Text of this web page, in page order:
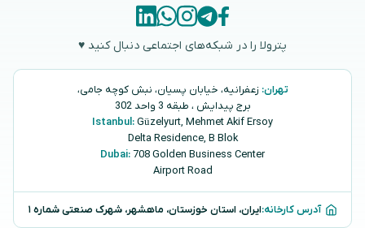
پترولا را در شبکه‌های اجتماعی دنبال کنید ♥
تهران: زعفرانیه، خیابان پسیان، نبش کوچه جامی،
برج پیدایش ، طبقه 3 واحد 302
Istanbul:Güzelyurt, Mehmet Akif Ersoy
Delta Residence, B ‌‌Blok
Dubai:708 Golden Business Center
Airport Road
آدرس کارخانه:ایران، استان خوزستان، ماهشهر، شهرک صنعتی شماره ۱